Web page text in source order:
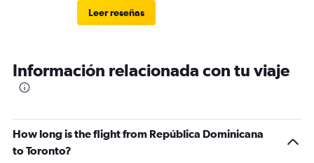
Leer reseñas
Información relacionada con tu viaje
How long is the flight from República Dominicana
to Toronto?